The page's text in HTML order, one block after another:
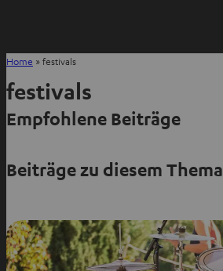
Home »festivals
festivals
Empfohlene Beiträge
Beiträge zu diesem Thema